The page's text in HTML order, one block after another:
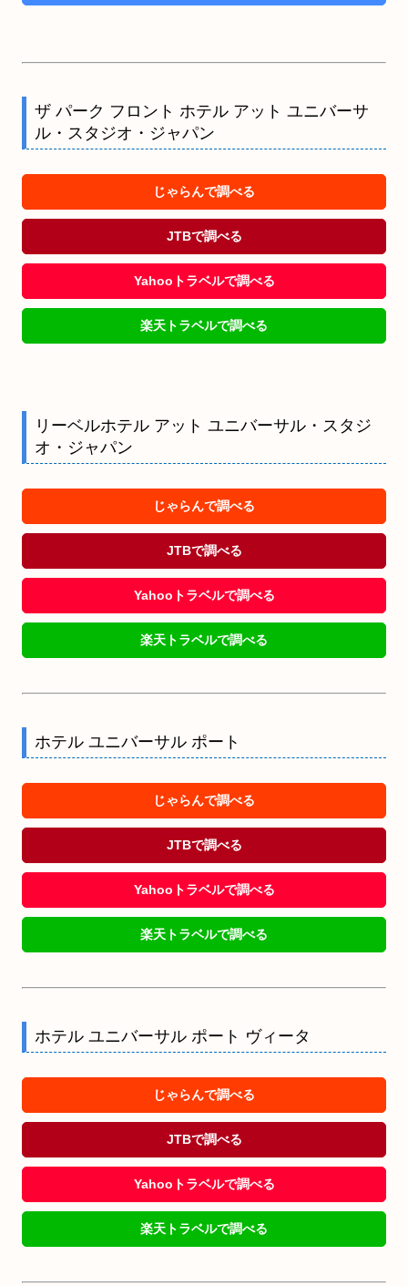
ザ パーク フロント ホテル アット ユニバーサ
ル・スタジオ・ジャパン
じゃらんで調べる
JTBで調べる
Yahooトラベルで調べる
楽天トラベルで調べる
リーベルホテル アット ユニバーサル・スタジ
オ・ジャパン
じゃらんで調べる
JTBで調べる
Yahooトラベルで調べる
楽天トラベルで調べる
ホテル ユニバーサル ポート
じゃらんで調べる
JTBで調べる
Yahooトラベルで調べる
楽天トラベルで調べる
ホテル ユニバーサル ポート ヴィータ
じゃらんで調べる
JTBで調べる
Yahooトラベルで調べる
楽天トラベルで調べる